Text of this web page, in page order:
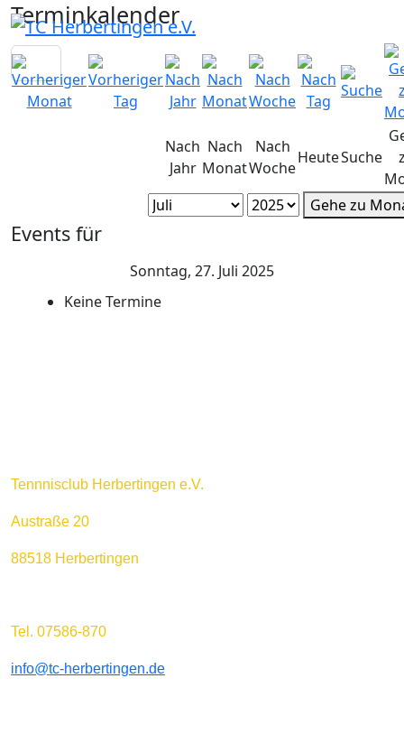
Terminkalender
Nach
Jahr
Nach
Monat
Nach
Woche
HeuteSuche
Gehe zu
Events für
Sonntag, 27. Juli 2025
Keine Termine
Tennnisclub Herbertingen e.V.
Austraße 20
88518 Herbertingen
Tel. 07586-870
info@tc-herbertingen.de